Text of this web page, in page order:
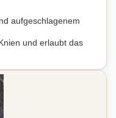
aufgeschlagenem
und erlaubt das